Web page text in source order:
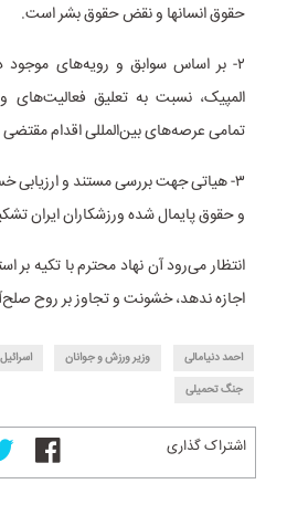
حقوق انسانها و نقض حقوق بشر است.
۲- بر اساس سوابق و رویه‌های موجود
المپیک، نسبت به تعلیق فعالیت‌های
تمامی عرصه‌های بین‌المللی اقدام
۳- هیاتی جهت بررسی مستند و ارزیابی
و حقوق پایمال شده ورزشکاران ایران
انتظار می‌رود آن نهاد محترم با تکیه بر
اجازه ندهد، خشونت و تجاوز بر روح
احمد دنیامالی وزیر ورزش و جوانان اسرائیل
جنگ تحمیلی
اشتراک گذاری